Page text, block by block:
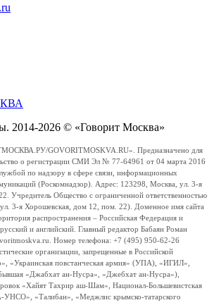
2014-2026 © «Говорит Москва»
GOVORITMOSKVA.RU». Предназначено для
о регистрации СМИ Эл № 77-64961 от 04 марта 2016
по надзору в сфере связи, информационных
(Роскомнадзор). Адрес: 123298, Москва, ул. 3-я
Учредитель Общество с ограниченной ответственностью
3-я Хорошевская, дом 12, пом. 22). Доменное имя сайта
распространения – Российская Федерация и
и английский. Главный редактор Бабаян Роман
Номер телефона: +7 (495) 950-62-26
организации, запрещенные в Российской
«Украинская повстанческая армия» (УПА), «ИГИЛ»,
«Джабхат ан-Нусра», «Джебхат ан-Нусра»),
«Хайят Тахрир аш-Шам», Национал-Большевистская
«Талибан», «Меджлис крымско-татарского